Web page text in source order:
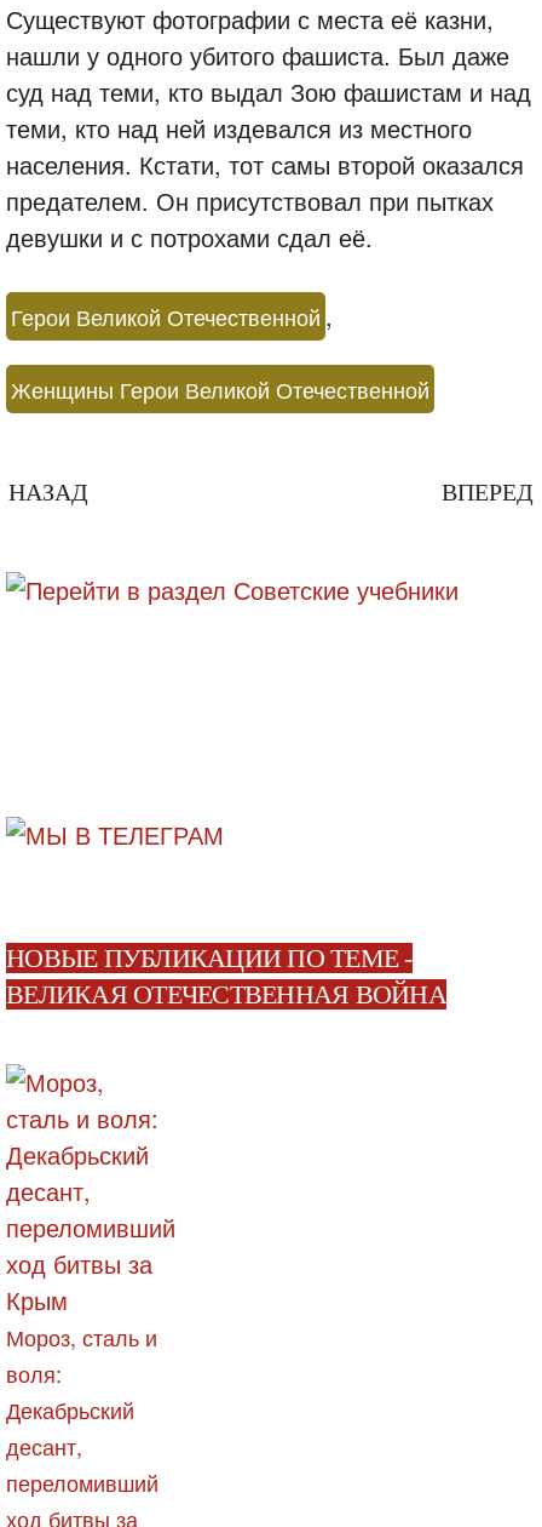
Существуют фотографии с места её казни,
нашли у одного убитого фашиста. Был даже
суд над теми, кто выдал Зою фашистам и над
теми, кто над ней издевался из местного
населения. Кстати, тот самы второй оказался
предателем. Он присутствовал при пытках
девушки и с потрохами сдал её.
Герои Великой Отечественной ,
Женщины Герои Великой Отечественной
НАЗАД ВПЕРЕД
НОВЫЕ ПУБЛИКАЦИИ ПО ТЕМЕ -
ВЕЛИКАЯ ОТЕЧЕСТВЕННАЯ ВОЙНА
Мороз, сталь и
воля:
Декабрьский
десант,
переломивший
ход битвы за